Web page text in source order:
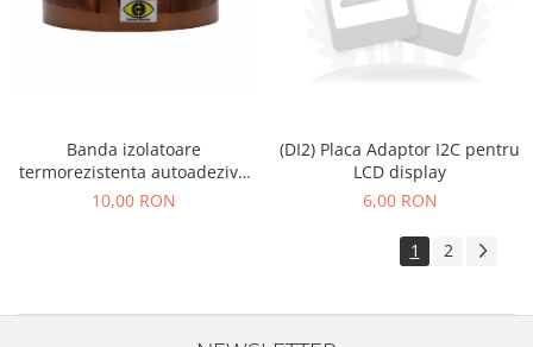
Banda izolatoare
termorezistenta autoadeziva
poliimida 19mm x 30m 280° C
10,00 RON
(DI2) Placa Adaptor I2C pentru
LCD display
6,00 RON
1 2